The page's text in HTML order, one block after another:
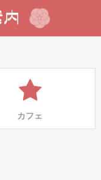
カフェ